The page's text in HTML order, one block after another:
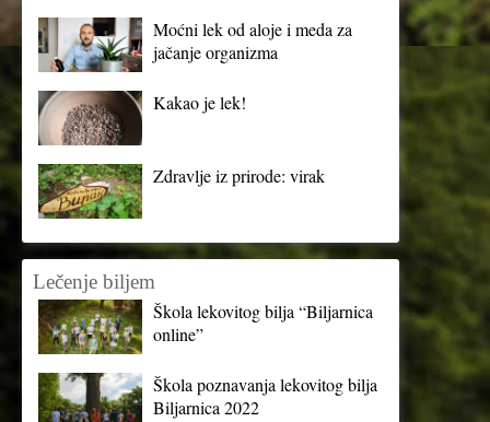
Moćni lek od aloje i meda za
jačanje organizma
Kakao je lek!
Zdravlje iz prirode: virak
Lečenje biljem
Škola lekovitog bilja “Biljarnica
online”
Škola poznavanja lekovitog bilja
Biljarnica 2022